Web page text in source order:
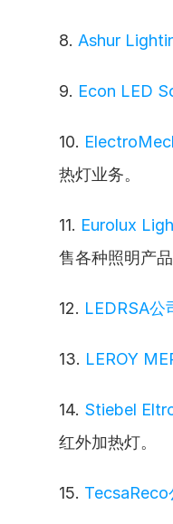
8. Ashur
9. Econ LED
10.
热灯业务。
11. Eurolux
售各种照明产
12. LEDRSA公
13. LEROY
14. Stiebel
红外加热灯。
15. TecsaReco